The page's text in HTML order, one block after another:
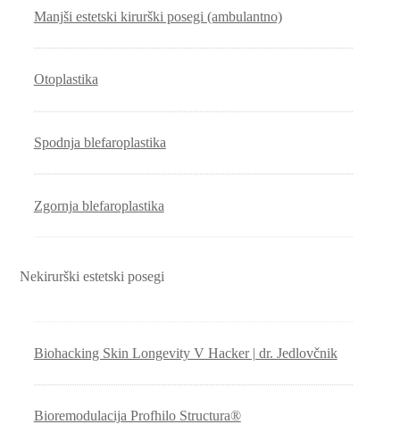
Manjši estetski kirurški posegi (ambulantno)
Otoplastika
Spodnja blefaroplastika
Zgornja blefaroplastika
Nekirurški estetski posegi
Biohacking Skin Longevity V Hacker | dr. Jedlovčnik
Bioremodulacija Profhilo Structura®